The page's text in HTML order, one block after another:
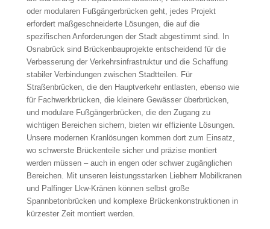
oder modularen Fußgängerbrücken geht, jedes Projekt
erfordert maßgeschneiderte Lösungen, die auf die
spezifischen Anforderungen der Stadt abgestimmt sind. In
Osnabrück sind Brückenbauprojekte entscheidend für die
Verbesserung der Verkehrsinfrastruktur und die Schaffung
stabiler Verbindungen zwischen Stadtteilen. Für
Straßenbrücken, die den Hauptverkehr entlasten, ebenso wie
für Fachwerkbrücken, die kleinere Gewässer überbrücken,
und modulare Fußgängerbrücken, die den Zugang zu
wichtigen Bereichen sichern, bieten wir effiziente Lösungen.
Unsere modernen Kranlösungen kommen dort zum Einsatz,
wo schwerste Brückenteile sicher und präzise montiert
werden müssen – auch in engen oder schwer zugänglichen
Bereichen. Mit unseren leistungsstarken Liebherr Mobilkranen
und Palfinger Lkw-Kränen können selbst große
Spannbetonbrücken und komplexe Brückenkonstruktionen in
kürzester Zeit montiert werden.